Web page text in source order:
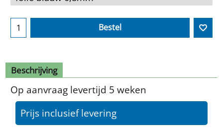
Bestel
Beschrijving
Op aanvraag levertijd 5 weken
Prijs inclusief levering